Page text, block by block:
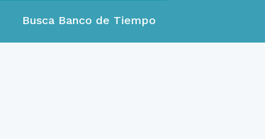
Busca Banco de Tiempo